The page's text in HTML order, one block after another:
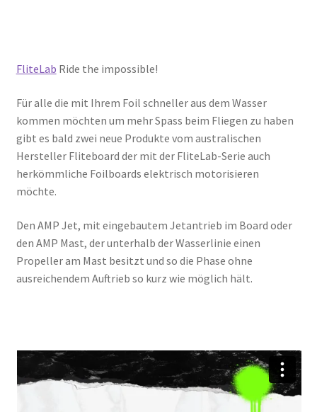
FliteLab Ride the impossible!
Für alle die mit Ihrem Foil schneller aus dem Wasser
kommen möchten um mehr Spass beim Fliegen zu haben
gibt es bald zwei neue Produkte vom australischen
Hersteller Fliteboard der mit der FliteLab-Serie auch
herkömmliche Foilboards elektrisch motorisieren
möchte.
Den AMP Jet, mit eingebautem Jetantrieb im Board oder
den AMP Mast, der unterhalb der Wasserlinie einen
Propeller am Mast besitzt und so die Phase ohne
ausreichendem Auftrieb so kurz wie möglich hält.